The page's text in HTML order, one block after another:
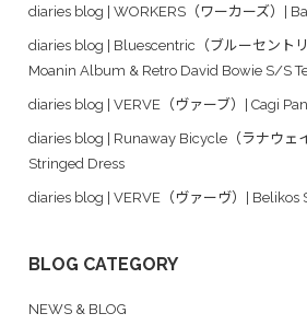
diaries blog | WORKERS（ワーカーズ）|
diaries blog | Bluescentric（ブルーセント
Moanin Album & Retro David Bowie S/S
diaries blog | VERVE（ヴァーブ）| Cagi
diaries blog | Runaway Bicycle（ラナウェ
Stringed Dress
diaries blog | VERVE（ヴァーヴ）| Belikos
BLOG CATEGORY
NEWS & BLOG